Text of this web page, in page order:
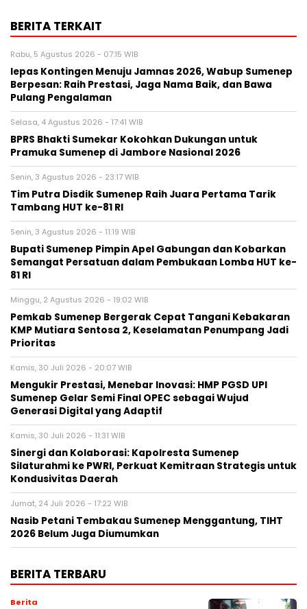
BERITA TERKAIT
Rabu, 5 Agustus 2026 - 07:15 WIB
lepas Kontingen Menuju Jamnas 2026, Wabup Sumenep
Berpesan: Raih Prestasi, Jaga Nama Baik, dan Bawa
Pulang Pengalaman
Selasa, 4 Agustus 2026 - 17:41 WIB
BPRS Bhakti Sumekar Kokohkan Dukungan untuk
Pramuka Sumenep di Jambore Nasional 2026
Senin, 3 Agustus 2026 - 23:17 WIB
Tim Putra Disdik Sumenep Raih Juara Pertama Tarik
Tambang HUT ke-81 RI
Senin, 3 Agustus 2026 - 11:19 WIB
Bupati Sumenep Pimpin Apel Gabungan dan Kobarkan
Semangat Persatuan dalam Pembukaan Lomba HUT ke-
81 RI
Minggu, 2 Agustus 2026 - 19:02 WIB
Pemkab Sumenep Bergerak Cepat Tangani Kebakaran
KMP Mutiara Sentosa 2, Keselamatan Penumpang Jadi
Prioritas
Kamis, 30 Juli 2026 - 20:07 WIB
Mengukir Prestasi, Menebar Inovasi: HMP PGSD UPI
Sumenep Gelar Semi Final OPEC sebagai Wujud
Generasi Digital yang Adaptif
Kamis, 30 Juli 2026 - 11:31 WIB
Sinergi dan Kolaborasi: Kapolresta Sumenep
Silaturahmi ke PWRI, Perkuat Kemitraan Strategis untuk
Kondusivitas Daerah
Jumat, 24 Juli 2026 - 17:22 WIB
Nasib Petani Tembakau Sumenep Menggantung, TIHT
2026 Belum Juga Diumumkan
BERITA TERBARU
Berita